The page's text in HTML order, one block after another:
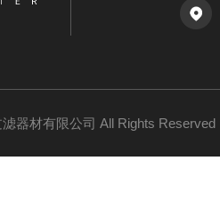
滤器材有限公司 All Rights